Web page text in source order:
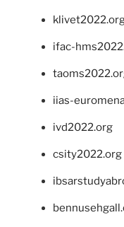
ifac-
iias-
ivd2022.org
csity2022.org